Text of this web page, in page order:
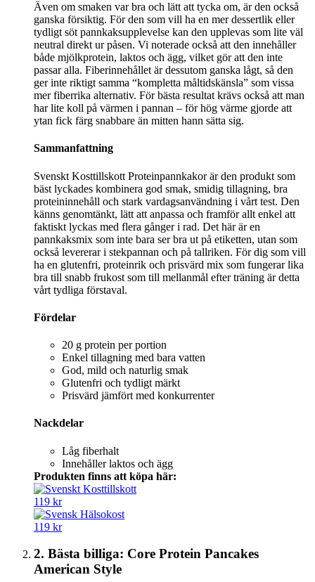
Även om smaken var bra och lätt att tycka om, är den också
ganska försiktig. För den som vill ha en mer dessertlik eller
tydligt söt pannkaksupplevelse kan den upplevas som lite väl
neutral direkt ur påsen. Vi noterade också att den innehåller
både mjölkprotein, laktos och ägg, vilket gör att den inte
passar alla. Fiberinnehållet är dessutom ganska lågt, så den
ger inte riktigt samma “kompletta måltidskänsla” som vissa
mer fiberrika alternativ. För bästa resultat krävs också att man
har lite koll på värmen i pannan – för hög värme gjorde att
ytan fick färg snabbare än mitten hann sätta sig.
Sammanfattning
Svenskt Kosttillskott Proteinpannkakor är den produkt som
bäst lyckades kombinera god smak, smidig tillagning, bra
proteininnehåll och stark vardagsanvändning i vårt test. Den
känns genomtänkt, lätt att anpassa och framför allt enkel att
faktiskt lyckas med flera gånger i rad. Det här är en
pannkaksmix som inte bara ser bra ut på etiketten, utan som
också levererar i stekpannan och på tallriken. För dig som vill
ha en glutenfri, proteinrik och prisvärd mix som fungerar lika
bra till snabb frukost som till mellanmål efter träning är detta
vårt tydliga förstaval.
Fördelar
20 g protein per portion
Enkel tillagning med bara vatten
God, mild och naturlig smak
Glutenfri och tydligt märkt
Prisvärd jämfört med konkurrenter
Nackdelar
Låg fiberhalt
Innehåller laktos och ägg
Produkten finns att köpa här:
119 kr
119 kr
2. Bästa billiga: Core Protein Pancakes
American Style